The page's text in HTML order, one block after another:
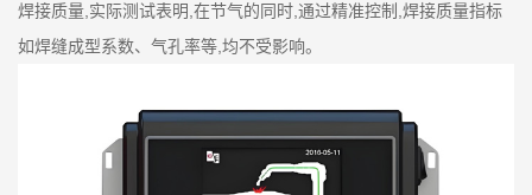
焊接质量,实际测试表明,在节气的同时,通过精准控制,焊接质量指标
如焊缝成型系数、气孔率等,均不受影响。